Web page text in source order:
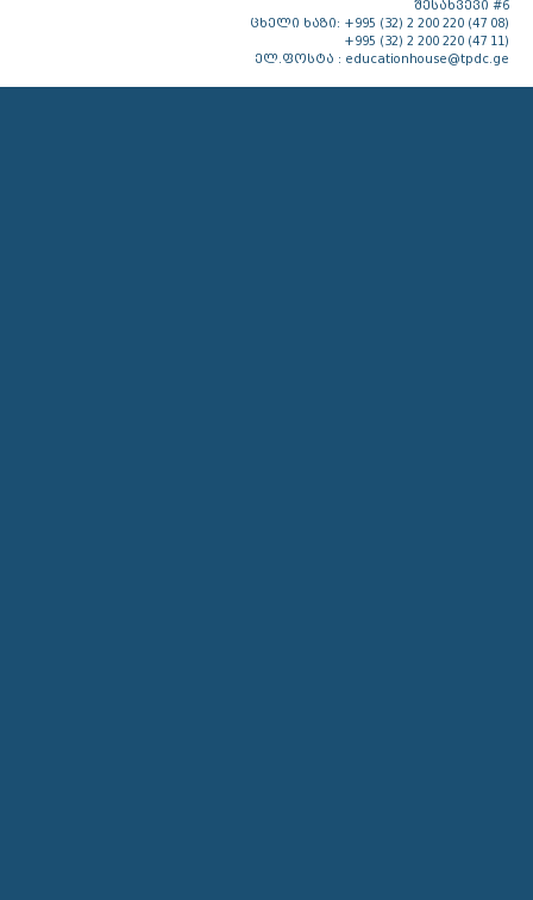
შესახვევი #6
ცხელი ხაზი: +995 (32) 2 200 220 (47 08)
+995 (32) 2 200 220 (47 11)
ელ.ფოსტა : educationhouse@tpdc.ge